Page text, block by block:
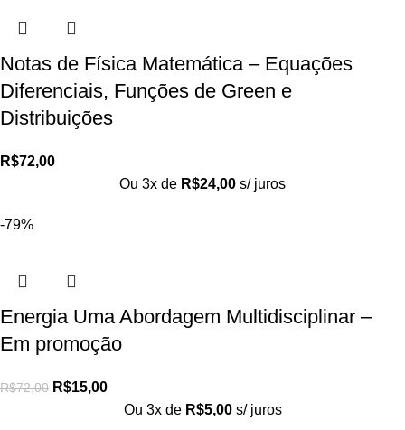
Notas de Física Matemática – Equações
Diferenciais, Funções de Green e
Distribuições
R$72,00
Ou 3x de R$24,00 s/ juros
-79%
Energia Uma Abordagem Multidisciplinar –
Em promoção
R$72,00 R$15,00
Ou 3x de R$5,00 s/ juros